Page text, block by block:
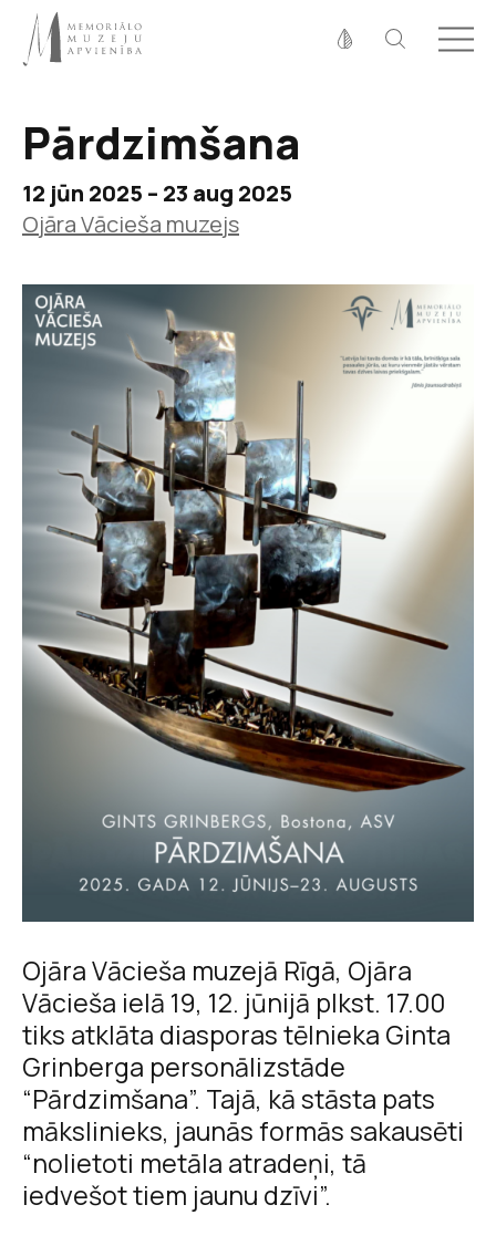
100%
Kontrasts
Pārdzimšana
12 jūn 2025 – 23 aug 2025
Ojāra Vācieša muzejs
Ojāra Vācieša muzejā Rīgā, Ojāra
Vācieša ielā 19, 12. jūnijā plkst. 17.00
tiks atklāta diasporas tēlnieka Ginta
Grinberga personālizstāde
“Pārdzimšana”. Tajā, kā stāsta pats
mākslinieks, jaunās formās sakausēti
“nolietoti metāla atradeņi, tā
iedvešot tiem jaunu dzīvi”.